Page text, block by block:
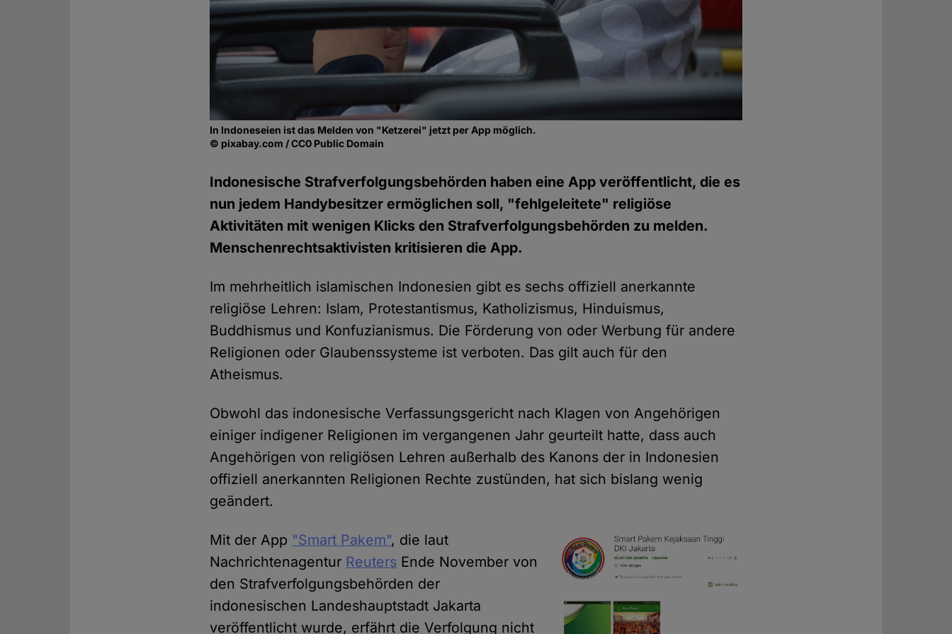
In Indoneseien ist das Melden von "Ketzerei" jetzt per App möglich.
© pixabay.com / CC0 Public Domain
Indonesische Strafverfolgungsbehörden haben eine App veröffentlicht, die es
nun jedem Handybesitzer ermöglichen soll, "fehlgeleitete" religiöse
Aktivitäten mit wenigen Klicks den Strafverfolgungsbehörden zu melden.
Menschenrechtsaktivisten kritisieren die App.
Im mehrheitlich islamischen Indonesien gibt es sechs offiziell anerkannte
religiöse Lehren: Islam, Protestantismus, Katholizismus, Hinduismus,
Buddhismus und Konfuzianismus. Die Förderung von oder Werbung für andere
Religionen oder Glaubenssysteme ist verboten. Das gilt auch für den
Atheismus.
Obwohl das indonesische Verfassungsgericht nach Klagen von Angehörigen
einiger indigener Religionen im vergangenen Jahr geurteilt hatte, dass auch
Angehörigen von religiösen Lehren außerhalb des Kanons der in Indonesien
offiziell anerkannten Religionen Rechte zustünden, hat sich bislang wenig
geändert.
Mit der App "Smart Pakem", die laut
Nachrichtenagentur Reuters Ende November von
den Strafverfolgungsbehörden der
indonesischen Landeshauptstadt Jakarta
veröffentlicht wurde, erfährt die Verfolgung nicht